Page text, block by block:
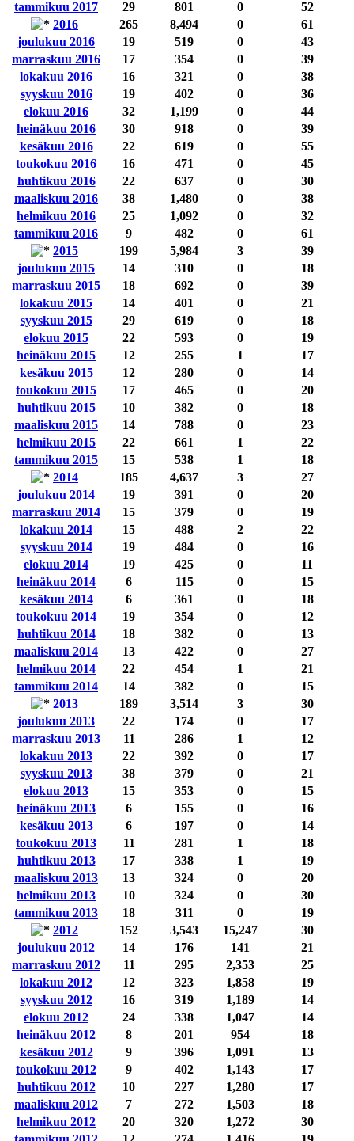
tammikuu 2017
29 801 0
52
2016
265 8,494 0
61
joulukuu 2016
19 519 0
43
marraskuu 2016
17 354 0
39
lokakuu 2016
16 321 0
38
syyskuu 2016
19 402 0
36
elokuu 2016
32 1,199 0
44
heinäkuu 2016
30 918 0
39
kesäkuu 2016
22 619 0
55
toukokuu 2016
16 471 0
45
huhtikuu 2016
22 637 0
30
maaliskuu 2016
38 1,480 0
38
helmikuu 2016
25 1,092 0
32
tammikuu 2016
9 482 0
61
2015
199 5,984 3
39
joulukuu 2015
14 310 0
18
marraskuu 2015
18 692 0
39
lokakuu 2015
14 401 0
21
syyskuu 2015
29 619 0
18
elokuu 2015
22 593 0
19
heinäkuu 2015
12 255 1
17
kesäkuu 2015
12 280 0
14
toukokuu 2015
17 465 0
20
huhtikuu 2015
10 382 0
18
maaliskuu 2015
14 788 0
23
helmikuu 2015
22 661 1
22
tammikuu 2015
15 538 1
18
2014
185 4,637 3
27
joulukuu 2014
19 391 0
20
marraskuu 2014
15 379 0
19
lokakuu 2014
15 488 2
22
syyskuu 2014
19 484 0
16
elokuu 2014
19 425 0
11
heinäkuu 2014
6 115 0
15
kesäkuu 2014
6 361 0
18
toukokuu 2014
19 354 0
12
huhtikuu 2014
18 382 0
13
maaliskuu 2014
13 422 0
27
helmikuu 2014
22 454 1
21
tammikuu 2014
14 382 0
15
2013
189 3,514 3
30
joulukuu 2013
22 174 0
17
marraskuu 2013
11 286 1
12
lokakuu 2013
22 392 0
17
syyskuu 2013
38 379 0
21
elokuu 2013
15 353 0
15
heinäkuu 2013
6 155 0
16
kesäkuu 2013
6 197 0
14
toukokuu 2013
11 281 1
18
huhtikuu 2013
17 338 1
19
maaliskuu 2013
13 324 0
20
helmikuu 2013
10 324 0
30
tammikuu 2013
18 311 0
19
2012
152 3,543 15,247
30
joulukuu 2012
14 176 141
21
marraskuu 2012
11 295 2,353
25
lokakuu 2012
12 323 1,858
19
syyskuu 2012
16 319 1,189
14
elokuu 2012
24 338 1,047
14
heinäkuu 2012
8 201 954
18
kesäkuu 2012
9 396 1,091
13
toukokuu 2012
9 402 1,143
17
huhtikuu 2012
10 227 1,280
17
maaliskuu 2012
7 272 1,503
18
helmikuu 2012
20 320 1,272
30